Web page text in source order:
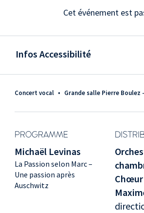
Concert vocal • Grande salle Pierre Boulez
PROGRAMME
Michaël Levinas
La Passion selon Marc –
Une passion après
Auschwitz
Chœur
Cet événement est
Infos Accessibilité